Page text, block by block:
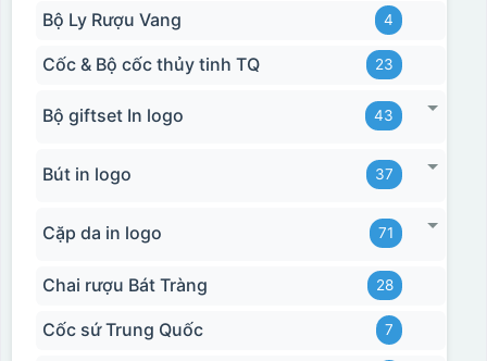
Bộ Ly Rượu Vang 4
Cốc & Bộ cốc thủy tinh TQ 23
Bộ giftset In logo 43
Bút in logo 37
Cặp da in logo 71
Chai rượu Bát Tràng 28
Cốc sứ Trung Quốc 7